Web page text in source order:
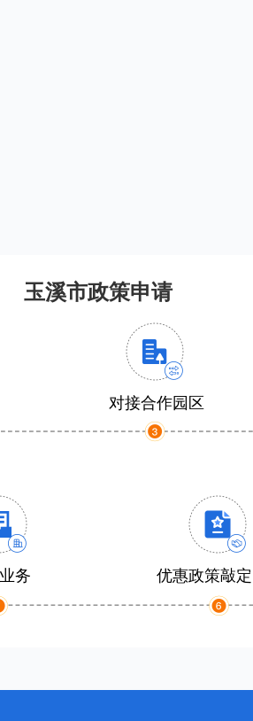
玉溪市政策申请
对接合作园区
务 优惠政策敲定